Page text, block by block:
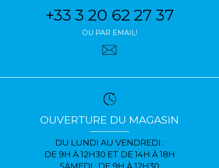
+33 3 20 62 27 37
OU PAR EMAIL!
OUVERTURE DU MAGASIN
DU LUNDI AU VENDREDI :
DE 9H À 12H30 ET DE 14H À 18H
SAMEDI : DE 9H À 12H30